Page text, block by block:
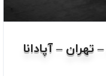
کنگره پروستودونتیست 1396 – تهران – آپادانا